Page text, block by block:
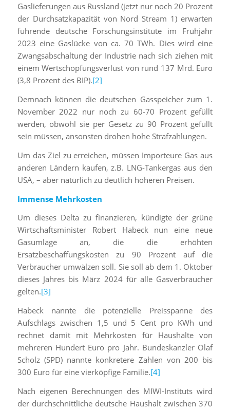
Gaslieferungen aus Russland (jetzt nur noch 20 Prozent
der Durchsatzkapazität von Nord Stream 1) erwarten
führende deutsche Forschungsinstitute im Frühjahr
2023 eine Gaslücke von ca. 70 TWh. Dies wird eine
Zwangsabschaltung der Industrie nach sich ziehen mit
einem Wertschöpfungsverlust von rund 137 Mrd. Euro
(3,8 Prozent des BIP).[2]
Demnach können die deutschen Gasspeicher zum 1.
November 2022 nur noch zu 60-70 Prozent gefüllt
werden, obwohl sie per Gesetz zu 90 Prozent gefüllt
sein müssen, ansonsten drohen hohe Strafzahlungen.
Um das Ziel zu erreichen, müssen Importeure Gas aus
anderen Ländern kaufen, z.B. LNG-Tankergas aus den
USA, – aber natürlich zu deutlich höheren Preisen.
Immense Mehrkosten
Um dieses Delta zu finanzieren, kündigte der grüne
Wirtschaftsminister Robert Habeck nun eine neue
Gasumlage an, die die erhöhten
Ersatzbeschaffungskosten zu 90 Prozent auf die
Verbraucher umwälzen soll. Sie soll ab dem 1. Oktober
dieses Jahres bis März 2024 für alle Gasverbraucher
gelten.[3]
Habeck nannte die potenzielle Preisspanne des
Aufschlags zwischen 1,5 und 5 Cent pro KWh und
rechnet damit mit Mehrkosten für Haushalte von
mehreren Hundert Euro pro Jahr. Bundeskanzler Olaf
Scholz (SPD) nannte konkretere Zahlen von 200 bis
300 Euro für eine vierköpfige Familie.[4]
Nach eigenen Berechnungen des MIWI-Instituts wird
der durchschnittliche deutsche Haushalt zwischen 370